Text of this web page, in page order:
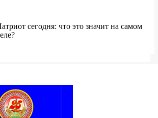
сегодня: что это значит на самом